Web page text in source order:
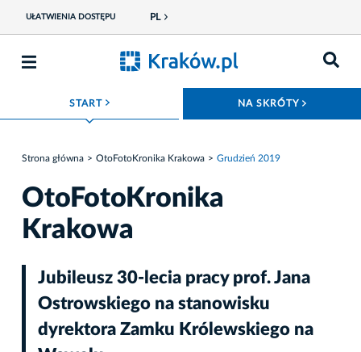
UŁATWIENIA DOSTĘPU PL
START ROZWIŃ MENU NA SKRÓTY
Strona główna OtoFotoKronika Krakowa Grudzień 2019
OtoFotoKronika
Krakowa
Jubileusz 30-lecia pracy prof. Jana
Ostrowskiego na stanowisku
dyrektora Zamku Królewskiego na